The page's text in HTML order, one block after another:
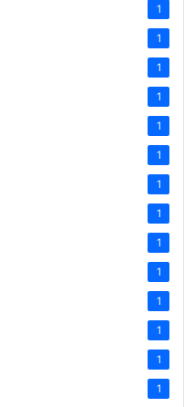
1
1
1
1
1
1
1
1
1
1
1
1
1
1